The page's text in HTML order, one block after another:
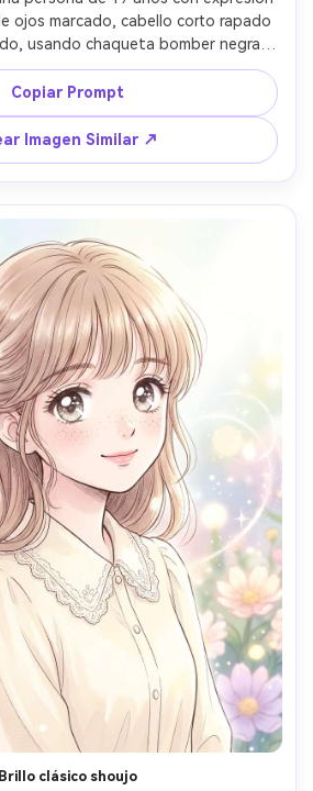
ojos marcado, cabello corto rapado
usando chaqueta bomber negra y
neón en una ciudad futurista,
de carteles, tintas atrevidas con
reflejos en el pelo, ángulo de tres
screentones de alto
limpias, sin logotipo ni texto, lente
de campo --ar 4:5
Copiar Prompt
Imagen Similar ↗
Brillo clásico shoujo